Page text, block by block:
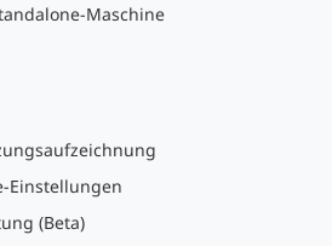
Maschine
Einstellungen
(Beta)